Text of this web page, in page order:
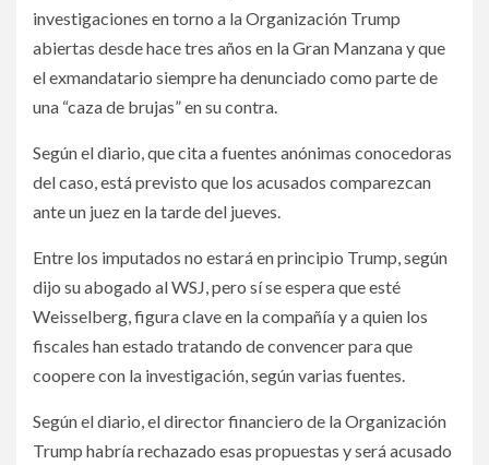
investigaciones en torno a la Organización Trump
abiertas desde hace tres años en la Gran Manzana y que
el exmandatario siempre ha denunciado como parte de
una “caza de brujas” en su contra.
Según el diario, que cita a fuentes anónimas conocedoras
del caso, está previsto que los acusados comparezcan
ante un juez en la tarde del jueves.
Entre los imputados no estará en principio Trump, según
dijo su abogado al WSJ, pero sí se espera que esté
Weisselberg, figura clave en la compañía y a quien los
fiscales han estado tratando de convencer para que
coopere con la investigación, según varias fuentes.
Según el diario, el director financiero de la Organización
Trump habría rechazado esas propuestas y será acusado